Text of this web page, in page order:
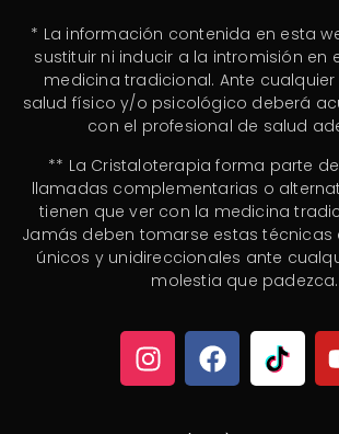
* La información contenida en esta
sustituir ni inducir a la intromisión en
medicina tradicional. Ante
salud físico y/o psicológico deberá
con el profesional de salud
** La Cristaloterapia forma parte
llamadas complementarias o
tienen que ver con la medicina
Jamás deben tomarse estas
únicos y unidireccionales ante
molestia que padezca.